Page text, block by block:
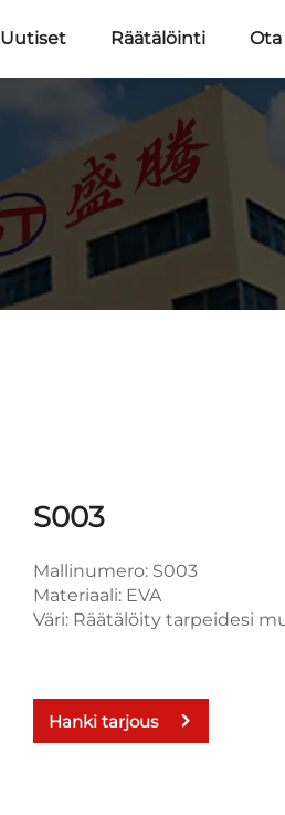
Uutiset Räätälöinti
S003
Mallinumero: S003
Materiaali: EVA
Väri: Räätälöity tarpeidesi
Hanki tarjous